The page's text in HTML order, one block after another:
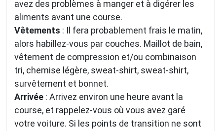
Oui, je veux progresser 💪
Aucun spam, vous pouvez vous désinscrire à tout
moment.
avez des problèmes à manger et à digérer les
aliments avant une course.
Vêtements : Il fera probablement frais le matin,
alors habillez-vous par couches. Maillot de bain,
vêtement de compression et/ou combinaison
tri, chemise légère, sweat-shirt, sweat-shirt,
survêtement et bonnet.
Arrivée : Arrivez environ une heure avant la
course, et rappelez-vous où vous avez garé
votre voiture. Si les points de transition ne sont